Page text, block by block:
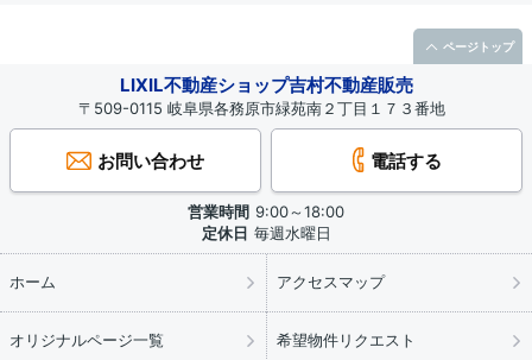
LIXIL不動産ショップ吉村不動産販売
〒509-0115 岐阜県各務原市緑苑南２丁目１７３番地
お問い合わせ 電話する
営業時間 9:00～18:00
定休日 毎週水曜日
ホーム アクセスマップ
オリジナルページ一覧 希望物件リクエスト
ページトップ